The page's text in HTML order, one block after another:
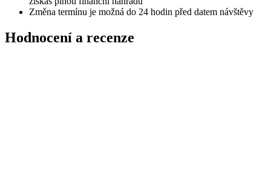
Změna termínu je možná do 24 hodin před datem návštěvy
Hodnocení a recenze